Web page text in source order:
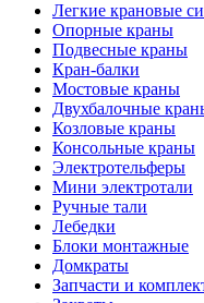
Легкие крановые
Опорные краны
Подвесные краны
Кран-балки
Мостовые краны
Двухбалочные
Козловые краны
Консольные краны
Электротельферы
Мини электротали
Ручные тали
Лебедки
Блоки монтажные
Домкраты
Запчасти и